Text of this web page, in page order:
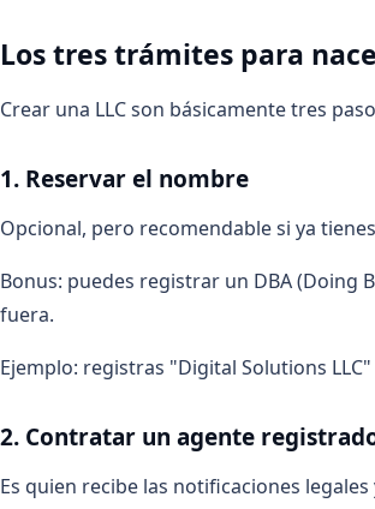
Los tres trámites para
Crear una LLC son básicamente tres
1. Reservar el nombre
Opcional, pero recomendable si ya
Bonus: puedes registrar un DBA (Doing
fuera.
Ejemplo: registras "Digital Solutions
2. Contratar un agente
Es quien recibe las notificaciones